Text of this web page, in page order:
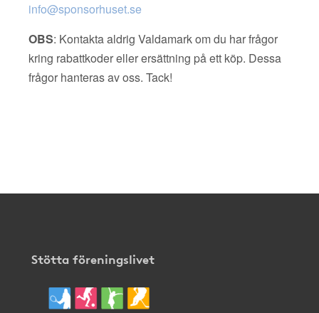
info@sponsorhuset.se
OBS: Kontakta aldrig Valdamark om du har frågor
kring rabattkoder eller ersättning på ett köp. Dessa
frågor hanteras av oss. Tack!
Stötta föreningslivet